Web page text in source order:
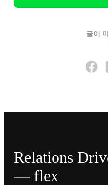
글이
Relations
— flex